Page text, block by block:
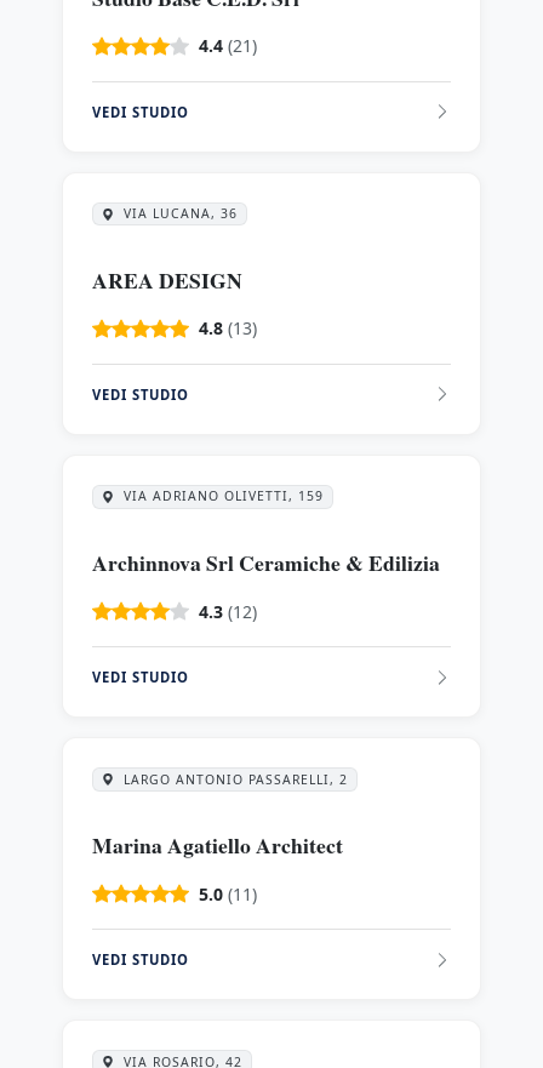
4.4 (21)
VEDI STUDIO
VIA LUCANA, 36
AREA DESIGN
4.8 (13)
VEDI STUDIO
VIA ADRIANO OLIVETTI, 159
Archinnova Srl Ceramiche & Edilizia
4.3 (12)
VEDI STUDIO
LARGO ANTONIO PASSARELLI, 2
Marina Agatiello Architect
5.0 (11)
VEDI STUDIO
VIA ROSARIO, 42